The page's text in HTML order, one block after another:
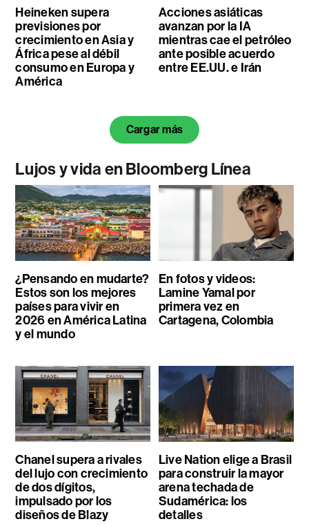
Heineken supera
previsiones por
crecimiento en Asia y
África pese al débil
consumo en Europa y
América
Acciones asiáticas
avanzan por la IA
mientras cae el petróleo
ante posible acuerdo
entre EE.UU. e Irán
Cargar más
Lujos y vida en Bloomberg Línea
¿Pensando en mudarte?
Estos son los mejores
países para vivir en
2026 en América Latina
y el mundo
En fotos y videos:
Lamine Yamal por
primera vez en
Cartagena, Colombia
Chanel supera a rivales
del lujo con crecimiento
de dos dígitos,
impulsado por los
diseños de Blazy
Live Nation elige a Brasil
para construir la mayor
arena techada de
Sudamérica: los
detalles